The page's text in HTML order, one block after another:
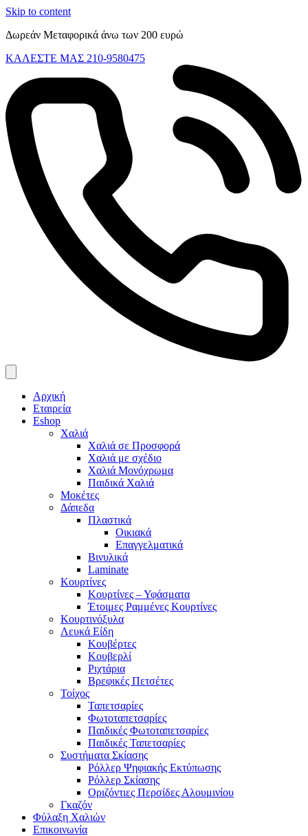
Skip to content
Δωρεάν Μεταφορικά άνω των 200 ευρώ
ΚΑΛΕΣΤΕ ΜΑΣ 210-9580475
Αρχική
Εταιρεία
Eshop
Χαλιά
Χαλιά σε Προσφορά
Χαλιά με σχέδιο
Χαλιά Μονόχρωμα
Παιδικά Χαλιά
Μοκέτες
Δάπεδα
Πλαστικά
Οικιακά
Επαγγελματικά
Βινυλικά
Laminate
Κουρτίνες
Κουρτίνες – Υφάσματα
Έτοιμες Ραμμένες Κουρτίνες
Κουρτινόξυλα
Λευκά Είδη
Κουβέρτες
Κουβερλί
Ριχτάρια
Βρεφικές Πετσέτες
Τοίχος
Ταπετσαρίες
Φωτοταπετσαρίες
Παιδικές Φωτοταπετσαρίες
Παιδικές Ταπετσαρίες
Συστήματα Σκίασης
Ρόλλερ Ψηφιακής Εκτύπωσης
Ρόλλερ Σκίασης
Οριζόντιες Περσίδες Αλουμινίου
Γκαζόν
Φύλαξη Χαλιών
Επικοινωνία